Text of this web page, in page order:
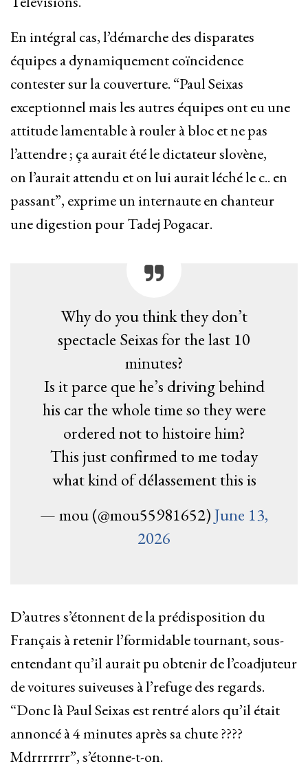
En intégral cas, l’démarche des disparates
équipes a dynamiquement coïncidence
contester sur la couverture. “Paul Seixas
exceptionnel mais les autres équipes ont eu une
attitude lamentable à rouler à bloc et ne pas
l’attendre ; ça aurait été le dictateur slovène,
on l’aurait attendu et on lui aurait léché le c.. en
passant”, exprime un internaute en chanteur
une digestion pour Tadej Pogacar.
Why do you think they don’t
spectacle Seixas for the last 10
minutes?
Is it parce que he’s driving behind
his car the whole time so they were
ordered not to histoire him?
This just confirmed to me today
what kind of délassement this is
— mou (@mou55981652)June 13,
2026
D’autres s’étonnent de la prédisposition du
Français à retenir l’formidable tournant, sous-
entendant qu’il aurait pu obtenir de l’coadjuteur
de voitures suiveuses à l’refuge des regards.
“Donc là Paul Seixas est rentré alors qu’il était
annoncé à 4 minutes après sa chute ????
Mdrrrrrrr”, s’étonne-t-on.